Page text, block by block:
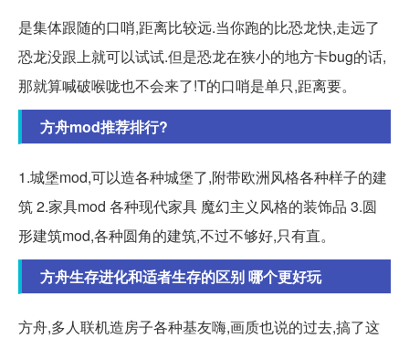
是集体跟随的口哨,距离比较远.当你跑的比恐龙快,走远了
恐龙没跟上就可以试试.但是恐龙在狭小的地方卡bug的话,
那就算喊破喉咙也不会来了!T的口哨是单只,距离要。
方舟mod推荐排行?
1.城堡mod,可以造各种城堡了,附带欧洲风格各种样子的建
筑 2.家具mod 各种现代家具 魔幻主义风格的装饰品 3.圆
形建筑mod,各种圆角的建筑,不过不够好,只有直。
方舟生存进化和适者生存的区别 哪个更好玩
方舟,多人联机造房子各种基友嗨,画质也说的过去,搞了这